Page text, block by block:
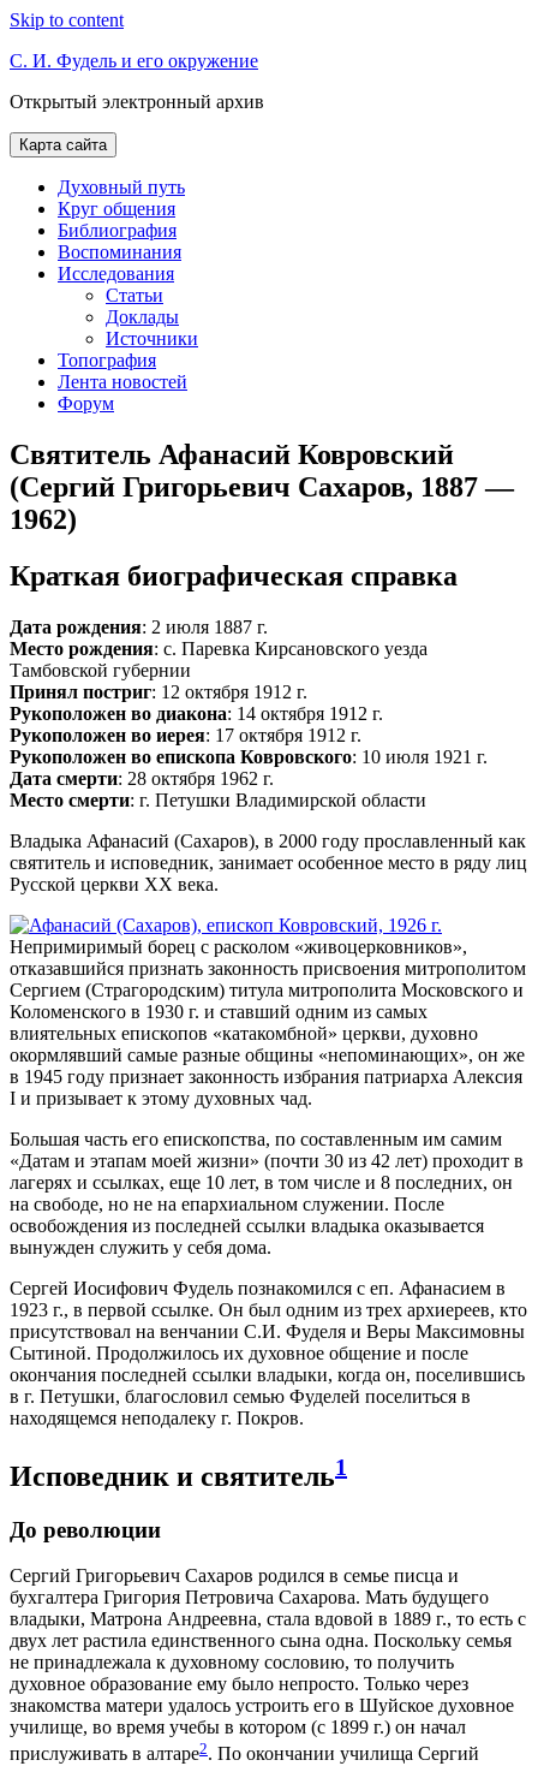
Skip to content
С. И. Фудель и его окружение
Открытый электронный архив
Карта сайта
Духовный путь
Круг общения
Библиография
Воспоминания
Исследования
Статьи
Доклады
Источники
Топография
Лента новостей
Форум
Святитель Афанасий Ковровский
(Сергий Григорьевич Сахаров, 1887 —
1962)
Краткая биографическая справка
Дата рождения: 2 июля 1887 г.
Место рождения: с. Паревка Кирсановского уезда
Тамбовской губернии
Принял постриг: 12 октября 1912 г.
Рукоположен во диакона: 14 октября 1912 г.
Рукоположен во иерея: 17 октября 1912 г.
Рукоположен во епископа Ковровского: 10 июля 1921 г.
Дата смерти: 28 октября 1962 г.
Место смерти: г. Петушки Владимирской области
Владыка Афанасий (Сахаров), в 2000 году прославленный как
святитель и исповедник, занимает особенное место в ряду лиц
Русской церкви XX века.
Непримиримый борец с расколом «живоцерковников»,
отказавшийся признать законность присвоения митрополитом
Сергием (Страгородским) титула митрополита Московского и
Коломенского в 1930 г. и ставший одним из самых
влиятельных епископов «катакомбной» церкви, духовно
окормлявший самые разные общины «непоминающих», он же
в 1945 году признает законность избрания патриарха Алексия
I и призывает к этому духовных чад.
Большая часть его епископства, по составленным им самим
«Датам и этапам моей жизни» (почти 30 из 42 лет) проходит в
лагерях и ссылках, еще 10 лет, в том числе и 8 последних, он
на свободе, но не на епархиальном служении. После
освобождения из последней ссылки владыка оказывается
вынужден служить у себя дома.
Сергей Иосифович Фудель познакомился с еп. Афанасием в
1923 г., в первой ссылке. Он был одним из трех архиереев, кто
присутствовал на венчании С.И. Фуделя и Веры Максимовны
Сытиной. Продолжилось их духовное общение и после
окончания последней ссылки владыки, когда он, поселившись
в г. Петушки, благословил семью Фуделей поселиться в
находящемся неподалеку г. Покров.
Исповедник и святитель1
До революции
Сергий Григорьевич Сахаров родился в семье писца и
бухгалтера Григория Петровича Сахарова. Мать будущего
владыки, Матрона Андреевна, стала вдовой в 1889 г., то есть с
двух лет растила единственного сына одна. Поскольку семья
не принадлежала к духовному сословию, то получить
духовное образование ему было непросто. Только через
знакомства матери удалось устроить его в Шуйское духовное
училище, во время учебы в котором (с 1899 г.) он начал
прислуживать в алтаре2. По окончании училища Сергий